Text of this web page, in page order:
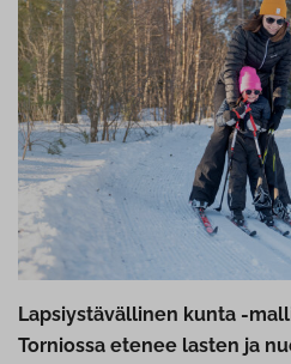
Lapsiystävällinen kunta -
Torniossa etenee lasten ja